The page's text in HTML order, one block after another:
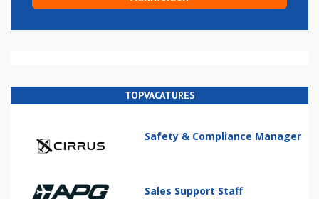
TOPVACATURES
Safety & Compliance Manager
Sales Support Staff